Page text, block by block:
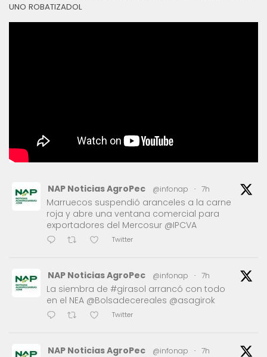
UNO ROBATIZADOL
NAP Noticias AgroPec @infonap · 7h
Marruecos suspendió aranceles a la carne
roja y abre una ventana comercial para
exportadores del Mercosur @IPCVA
Twitter
NAP Noticias AgroPec @infonap · 7h
La siembra de #girasol arrancó con todo
en el NEA @Bolsadecereales @asagirok
Twitter
NAP Noticias AgroPec @infonap · 7h